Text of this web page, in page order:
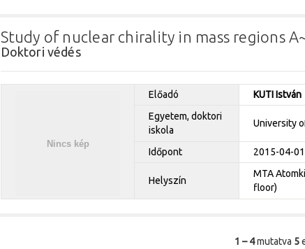
Study of nuclear chirality in mass regions
Doktori védés
Előadó
KUTI István
Egyetem, doktori
iskola
University
Időpont 2015-04-
Helyszín
MTA
floor)
1 – 4mutatva 5